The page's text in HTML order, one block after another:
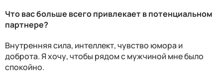
Что вас больше всего привлекает в потенциальном
партнере?
Внутренняя сила, интеллект, чувство юмора и
доброта. Я хочу, чтобы рядом с мужчиной мне было
спокойно.